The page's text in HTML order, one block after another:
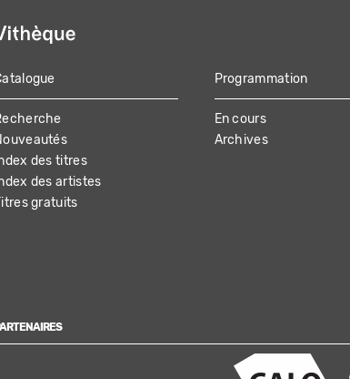
des titres
des artistes
gratuits
Programmation
En cours
Archives